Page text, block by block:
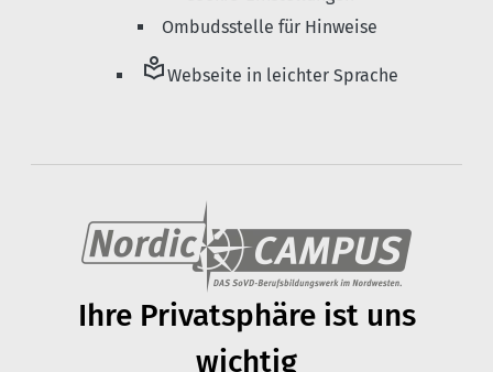
Ombudsstelle für Hinweise
local_libraryWebseite in leichter Sprache
Ihre Privats­phäre ist uns
wichtig